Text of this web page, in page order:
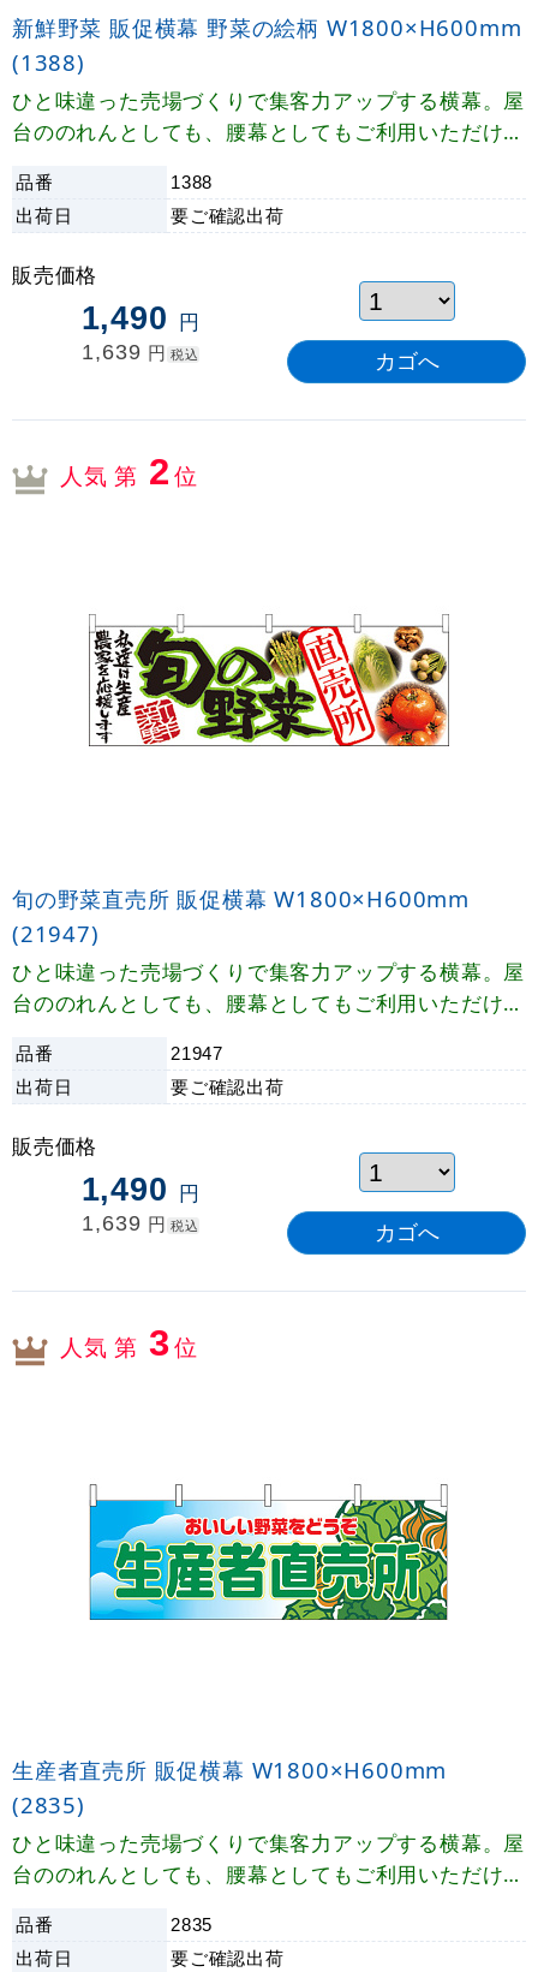
新鮮野菜 販促横幕 野菜の絵柄 W1800×H600mm
(1388)
ひと味違った売場づくりで集客力アップする横幕。屋
台ののれんとしても、腰幕としてもご利用いただけま
品番 1388
出荷日 要ご確認出荷
販売価格
1,490 円
1,639 円 税込
人気 第 2位
旬の野菜直売所 販促横幕 W1800×H600mm
(21947)
ひと味違った売場づくりで集客力アップする横幕。屋
台ののれんとしても、腰幕としてもご利用いただけま
品番 21947
出荷日 要ご確認出荷
販売価格
1,490 円
1,639 円 税込
人気 第 3位
生産者直売所 販促横幕 W1800×H600mm
(2835)
ひと味違った売場づくりで集客力アップする横幕。屋
台ののれんとしても、腰幕としてもご利用いただけま
品番 2835
出荷日 要ご確認出荷